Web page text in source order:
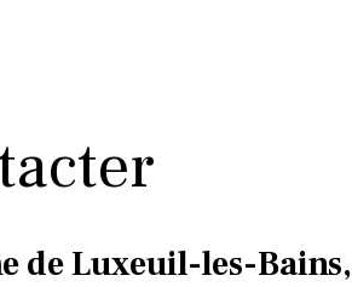
de Luxeuil-les-Bains,